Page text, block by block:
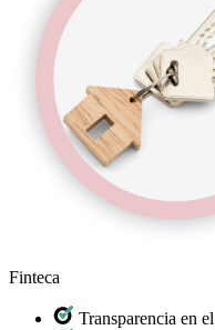
Finteca
Transparencia en